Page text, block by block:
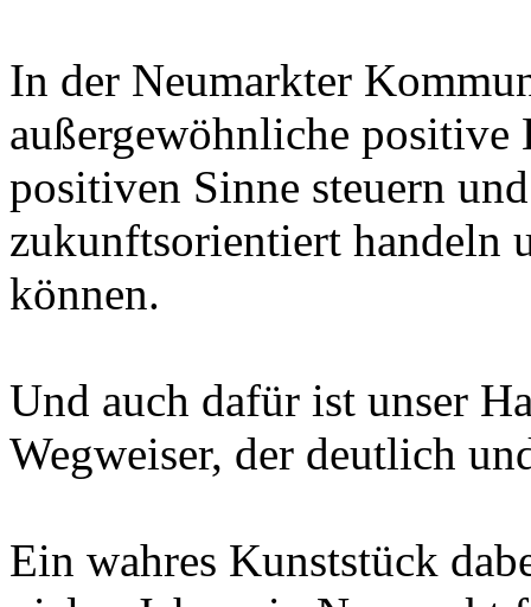
In der Neumarkter
außergewöhnliche positive
positiven Sinne steuern
zukunftsorientiert handeln
können.
Und auch dafür ist unser
Wegweiser, der deutlich
Ein wahres Kunststück